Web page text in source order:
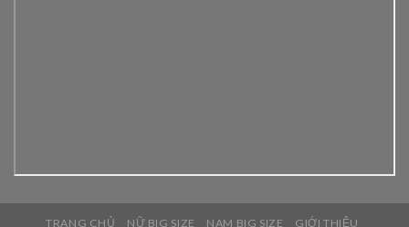
TRANG CHỦ NỮ BIG SIZE NAM BIG SIZE GIỚI THIỆU